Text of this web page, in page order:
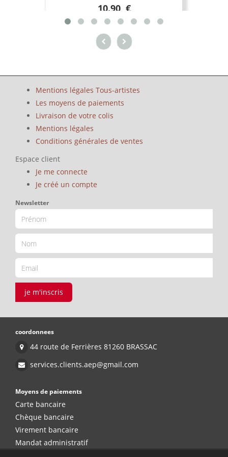
10.90 €
Mentions légales Tous-artistes
Les moyens de paiements
Livraison de votre colis
Mentions légales
Conditions générales de ventes
Espace client
Je me connecte
Je créé un compte
Newsletter
je m'inscris
coordonnees
44 route de Ferrières 81260 BRASSAC
services.clients.aep@gmail.com
Moyens de paiements
Carte bancaire
Chèque bancaire
Virement bancaire
Mandat administratif